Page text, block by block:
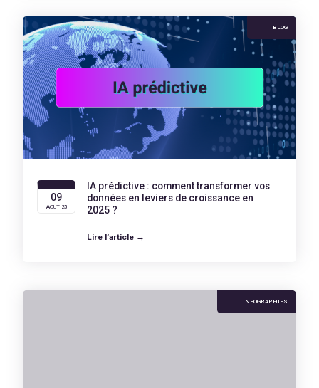
BLOG
09
AOÛT 25
IA prédictive : comment transformer vos
données en leviers de croissance en
2025 ?
Lire l’article →
INFOGRAPHIES